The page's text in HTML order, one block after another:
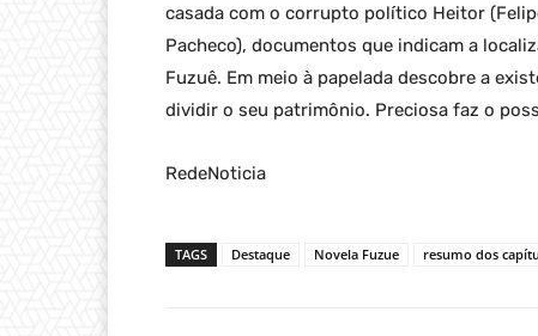
casada com o corrupto político Heitor
Pacheco), documentos que indicam a
Fuzuê. Em meio à papelada descobre a
dividir o seu patrimônio. Preciosa faz o
RedeNoticia
TAGS Destaque Novela Fuzue resumo dos